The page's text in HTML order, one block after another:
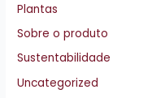
Plantas
Sobre o produto
Sustentabilidade
Uncategorized